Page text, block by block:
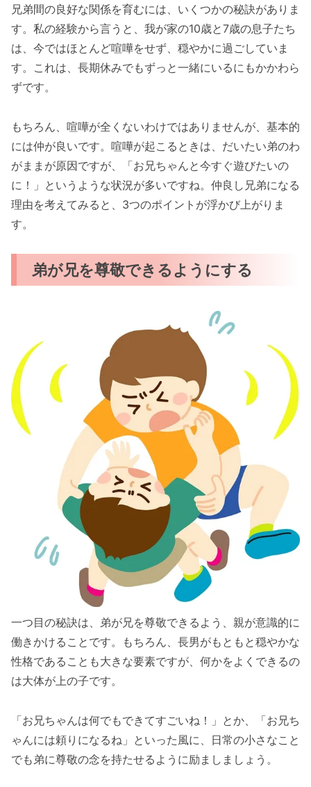
兄弟間の良好な関係を育むには、いくつかの秘訣がありま
す。私の経験から言うと、我が家の10歳と7歳の息子たち
は、今ではほとんど喧嘩をせず、穏やかに過ごしていま
す。これは、長期休みでもずっと一緒にいるにもかかわら
ずです。
もちろん、喧嘩が全くないわけではありませんが、基本的
には仲が良いです。喧嘩が起こるときは、だいたい弟のわ
がままが原因ですが、「お兄ちゃんと今すぐ遊びたいの
に！」というような状況が多いですね。仲良し兄弟になる
理由を考えてみると、3つのポイントが浮かび上がりま
す。
弟が兄を尊敬できるようにする
一つ目の秘訣は、弟が兄を尊敬できるよう、親が意識的に
働きかけることです。もちろん、長男がもともと穏やかな
性格であることも大きな要素ですが、何かをよくできるの
は大体が上の子です。
「お兄ちゃんは何でもできてすごいね！」とか、「お兄ち
ゃんには頼りになるね」といった風に、日常の小さなこと
でも弟に尊敬の念を持たせるように励ましましょう。